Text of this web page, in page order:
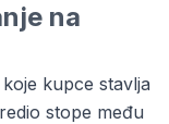
na
kupce stavlja
stope među